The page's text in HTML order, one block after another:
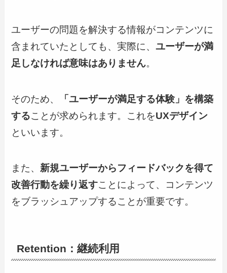
ユーザーの問題を解決する情報がコンテンツに
含まれていたとしても、実際に、ユーザーが満
足しなければ意味はありません。
そのため、
「ユーザーが満足する体験」を構築
することが求められます。これをUXデザイン
といいます。
また、新規ユーザーからフィードバックを得て
改善行動を繰り返すことによって、コンテンツ
をブラッシュアップすることが重要です。
Retention：継続利用